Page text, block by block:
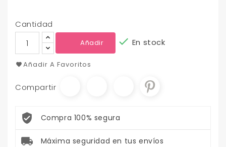
Cantidad
Añadir  En stock
Añadir A Favoritos
Compartir
Compra 100% segura
Máxima seguridad en tus envíos